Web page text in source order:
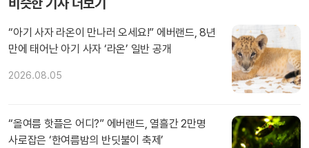
비슷한 기사 더보기
“아기 사자 라온이 만나러 오세요!” 에버랜드, 8년
만에 태어난 아기 사자 ‘라온’ 일반 공개
2026.08.05
“올여름 핫플은 어디?” 에버랜드, 열흘간 2만명
사로잡은 ‘한여름밤의 반딧불이 축제’